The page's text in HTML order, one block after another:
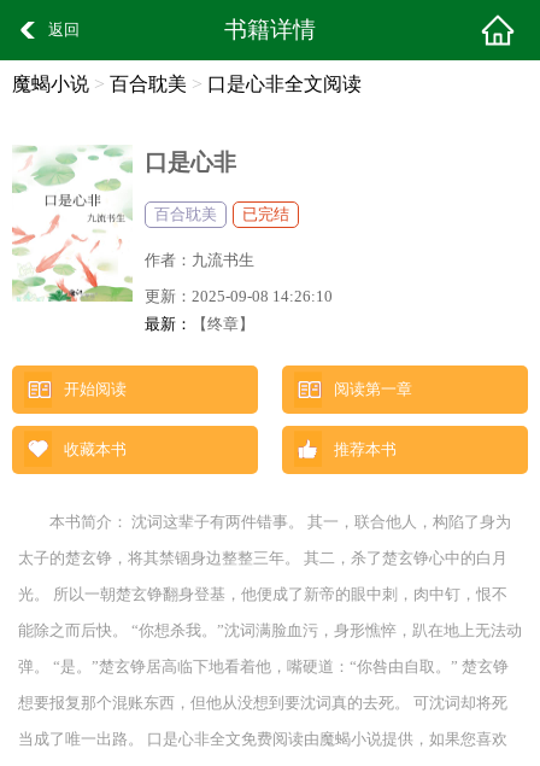
返回 书籍详情
魔蝎小说 > 百合耽美 > 口是心非全文阅读
口是心非
百合耽美 已完结
作者： 九流书生
更新： 2025-09-08 14:26:10
最新：
【终章】
开始阅读 阅读第一章
收藏本书 推荐本书
本书简介： 沈词这辈子有两件错事。 其一，联合他人，构陷了身为
太子的楚玄铮，将其禁锢身边整整三年。 其二，杀了楚玄铮心中的白月
光。 所以一朝楚玄铮翻身登基，他便成了新帝的眼中刺，肉中钉，恨不
能除之而后快。 “你想杀我。”沈词满脸血污，身形憔悴，趴在地上无法动
弹。 “是。”楚玄铮居高临下地看着他，嘴硬道：“你咎由自取。” 楚玄铮
想要报复那个混账东西，但他从没想到要沈词真的去死。 可沈词却将死
当成了唯一出路。 口是心非全文免费阅读由魔蝎小说提供，如果您喜欢